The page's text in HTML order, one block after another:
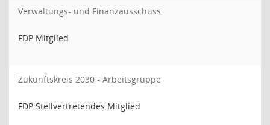
Verwaltungs- und Finanzausschuss
FDP Mitglied
Zukunftskreis 2030 - Arbeitsgruppe
FDP Stellvertretendes Mitglied